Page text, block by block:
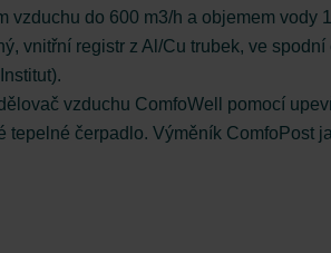
vzduchu do 600 m3/h a objemem vody
vnitřní registr z Al/Cu trubek, ve
vzduchu ComfoWell pomocí
čerpadlo. Výměník ComfoPost